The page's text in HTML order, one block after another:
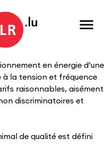
Menu
en énergie d’une
à la tension et fréquence
raisonnables, aisément
discriminatoires et
de qualité est défini